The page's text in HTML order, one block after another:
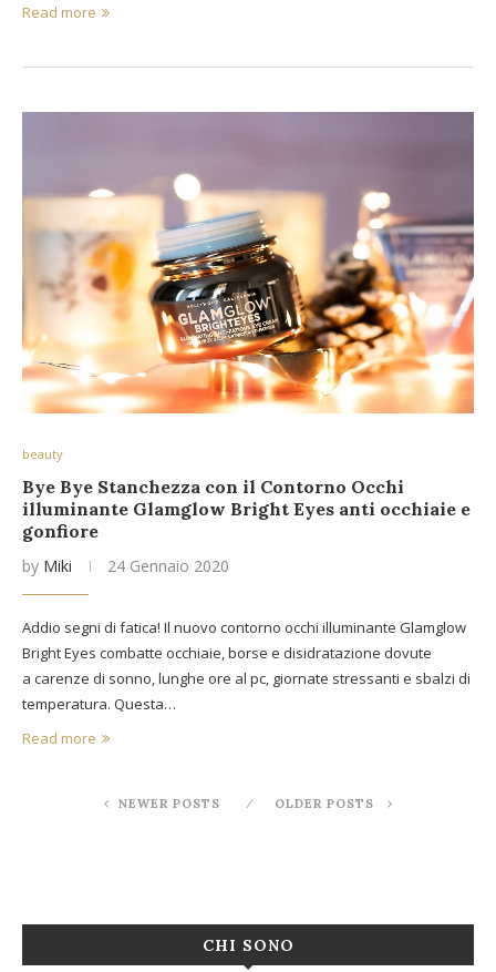
Read more
beauty
Bye Bye Stanchezza con il Contorno Occhi
illuminante Glamglow Bright Eyes anti occhiaie e
gonfiore
by Miki 24 Gennaio 2020
Addio segni di fatica! Il nuovo contorno occhi illuminante Glamglow
Bright Eyes combatte occhiaie, borse e disidratazione dovute
a carenze di sonno, lunghe ore al pc, giornate stressanti e sbalzi di
temperatura. Questa…
Read more
NEWER POSTS OLDER POSTS
CHI SONO